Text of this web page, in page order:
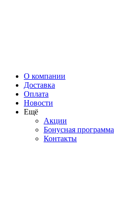
О компании
Доставка
Оплата
Новости
Ещё
Акции
Бонусная программа
Контакты